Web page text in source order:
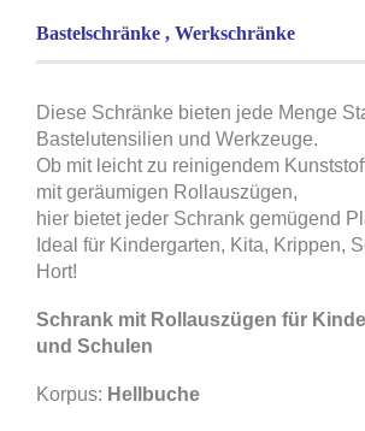
Bastelschränke , Werkschränke
Diese Schränke bieten jede Menge
Bastelutensilien und Werkzeuge.
Ob mit leicht zu reinigendem
mit geräumigen Rollauszügen,
hier bietet jeder Schrank gemügend
Ideal für Kindergarten, Kita, Krippen,
Hort!
Schrank mit Rollauszügen für
und Schulen
Korpus: Hellbuche